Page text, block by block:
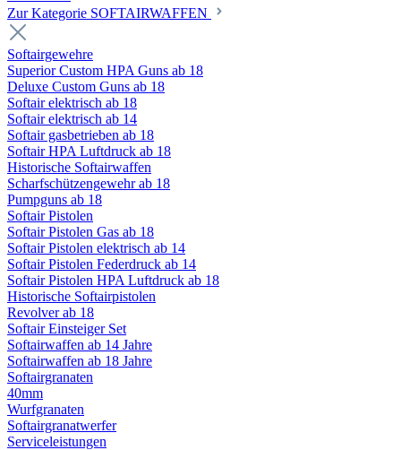
Zur Kategorie SOFTAIRWAFFEN
Softairgewehre
Superior Custom HPA Guns ab 18
Deluxe Custom Guns ab 18
Softair elektrisch ab 18
Softair elektrisch ab 14
Softair gasbetrieben ab 18
Softair HPA Luftdruck ab 18
Historische Softairwaffen
Scharfschützengewehr ab 18
Pumpguns ab 18
Softair Pistolen
Softair Pistolen Gas ab 18
Softair Pistolen elektrisch ab 14
Softair Pistolen Federdruck ab 14
Softair Pistolen HPA Luftdruck ab 18
Historische Softairpistolen
Revolver ab 18
Softair Einsteiger Set
Softairwaffen ab 14 Jahre
Softairwaffen ab 18 Jahre
Softairgranaten
40mm
Wurfgranaten
Softairgranatwerfer
Serviceleistungen